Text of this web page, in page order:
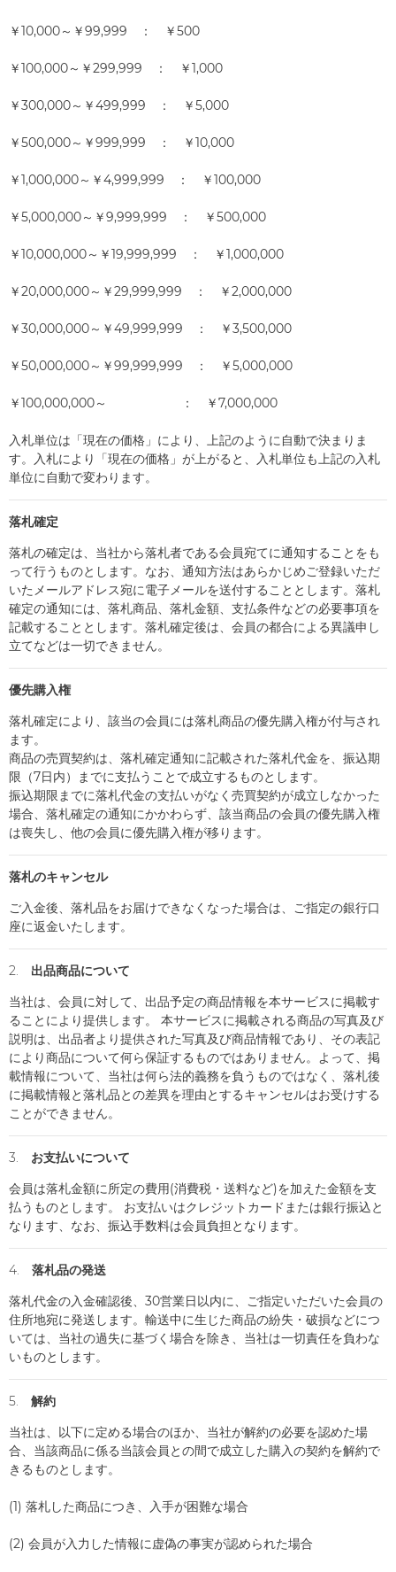
￥10,000～￥99,999 ： ￥500
￥100,000～￥299,999 ： ￥1,000
￥300,000～￥499,999 ： ￥5,000
￥500,000～￥999,999 ： ￥10,000
￥1,000,000～￥4,999,999 ： ￥100,000
￥5,000,000～￥9,999,999 ： ￥500,000
￥10,000,000～￥19,999,999 ： ￥1,000,000
￥20,000,000～￥29,999,999 ： ￥2,000,000
￥30,000,000～￥49,999,999 ： ￥3,500,000
￥50,000,000～￥99,999,999 ： ￥5,000,000
￥100,000,000～ ： ￥7,000,000
入札単位は「現在の価格」により、上記のように自動で決まりま
す。入札により「現在の価格」が上がると、入札単位も上記の入札
単位に自動で変わります。
落札確定
落札の確定は、当社から落札者である会員宛てに通知することをも
って行うものとします。なお、通知方法はあらかじめご登録いただ
いたメールアドレス宛に電子メールを送付することとします。落札
確定の通知には、落札商品、落札金額、支払条件などの必要事項を
記載することとします。落札確定後は、会員の都合による異議申し
立てなどは一切できません。
優先購入権
落札確定により、該当の会員には落札商品の優先購入権が付与され
ます。
商品の売買契約は、落札確定通知に記載された落札代金を、振込期
限（7日内）までに支払うことで成立するものとします。
振込期限までに落札代金の支払いがなく売買契約が成立しなかった
場合、落札確定の通知にかかわらず、該当商品の会員の優先購入権
は喪失し、他の会員に優先購入権が移ります。
落札のキャンセル
ご入金後、落札品をお届けできなくなった場合は、ご指定の銀行口
座に返金いたします。
2. 出品商品について
当社は、会員に対して、出品予定の商品情報を本サービスに掲載す
ることにより提供します。 本サービスに掲載される商品の写真及び
説明は、出品者より提供された写真及び商品情報であり、その表記
により商品について何ら保証するものではありません。よって、掲
載情報について、当社は何ら法的義務を負うものではなく、落札後
に掲載情報と落札品との差異を理由とするキャンセルはお受けする
ことができません。
3. お支払いについて
会員は落札金額に所定の費用(消費税・送料など)を加えた金額を支
払うものとします。 お支払いはクレジットカードまたは銀行振込と
なります、なお、振込手数料は会員負担となります。
4. 落札品の発送
落札代金の入金確認後、30営業日以内に、ご指定いただいた会員の
住所地宛に発送します。輸送中に生じた商品の紛失・破損などにつ
いては、当社の過失に基づく場合を除き、当社は一切責任を負わな
いものとします。
5. 解約
当社は、以下に定める場合のほか、当社が解約の必要を認めた場
合、当該商品に係る当該会員との間で成立した購入の契約を解約で
きるものとします。
(1) 落札した商品につき、入手が困難な場合
(2) 会員が入力した情報に虚偽の事実が認められた場合